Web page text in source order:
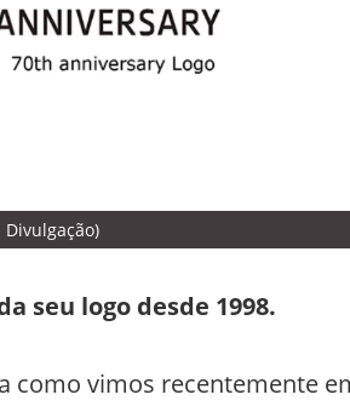
seu logo desde 1998.
como vimos recentemente